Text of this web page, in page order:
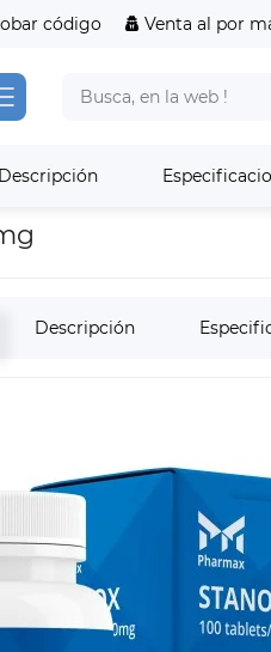
código Venta al por
Descripción
Descripción